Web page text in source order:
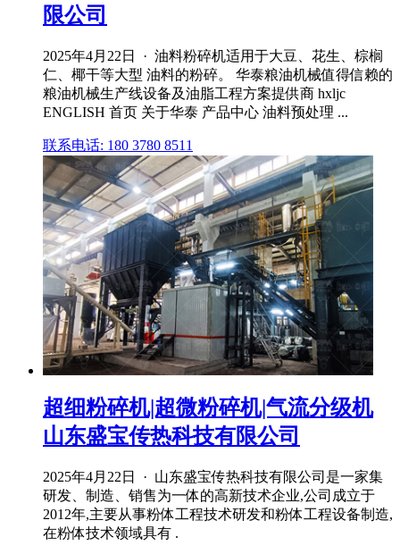
限公司
2025年4月22日 · 油料粉碎机适用于大豆、花生、棕榈
仁、椰干等大型 油料的粉碎。 华泰粮油机械值得信赖的
粮油机械生产线设备及油脂工程方案提供商 hxljc
ENGLISH 首页 关于华泰 产品中心 油料预处理 ...
联系电话: 180 3780 8511
超细粉碎机|超微粉碎机|气流分级机
山东盛宝传热科技有限公司
2025年4月22日 · 山东盛宝传热科技有限公司是一家集
研发、制造、销售为一体的高新技术企业,公司成立于
2012年,主要从事粉体工程技术研发和粉体工程设备制造,
在粉体技术领域具有 .